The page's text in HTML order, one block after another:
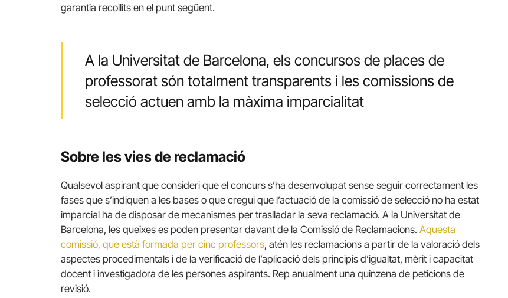
garantia recollits en el punt següent.
A la Universitat de Barcelona, els concursos de places de
professorat són totalment transparents i les comissions de
selecció actuen amb la màxima imparcialitat
Sobre les vies de reclamació
Qualsevol aspirant que consideri que el concurs s’ha desenvolupat sense seguir correctament les
fases que s’indiquen a les bases o que cregui que l’actuació de la comissió de selecció no ha estat
imparcial ha de disposar de mecanismes per traslladar la seva reclamació. A la Universitat de
Barcelona, les queixes es poden presentar davant de la Comissió de Reclamacions. Aquesta
comissió, que està formada per cinc professors, atén les reclamacions a partir de la valoració dels
aspectes procedimentals i de la verificació de l’aplicació dels principis d’igualtat, mèrit i capacitat
docent i investigadora de les persones aspirants. Rep anualment una quinzena de peticions de
revisió.